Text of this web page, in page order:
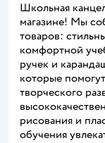
Школьная
магазине! Мы
товаров:
комфортной
ручек и
которые
творческого
рисования и
обучения